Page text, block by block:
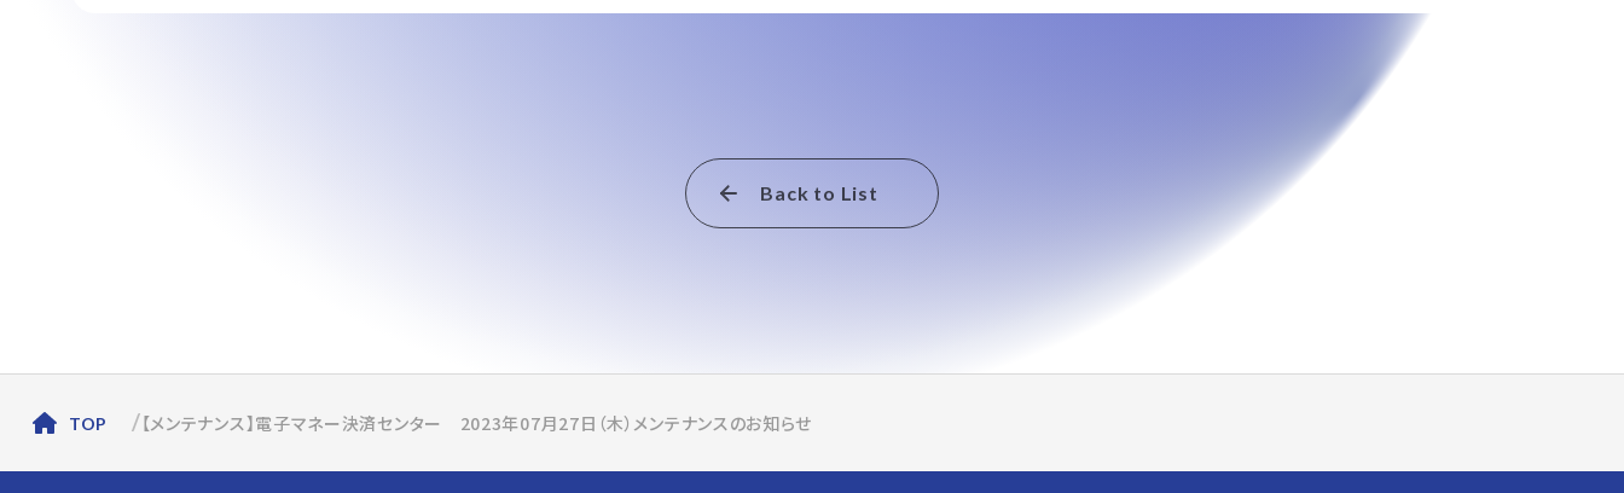
Back to List
TOP 【メンテナンス】電子マネー決済センター 2023年07月27日（木）メンテナンスのお知らせ